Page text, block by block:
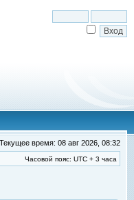
Текущее время: 08 авг 2026, 08:32
Часовой пояс: UTC + 3 часа